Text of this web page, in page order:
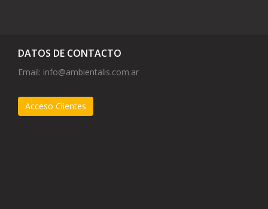
DATOS DE CONTACTO
Email: info@ambientalis.com.ar
Acceso Clientes